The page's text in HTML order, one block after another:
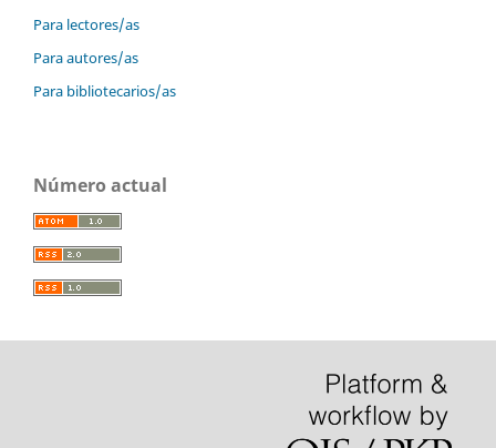
Para lectores/as
Para autores/as
Para bibliotecarios/as
Número actual